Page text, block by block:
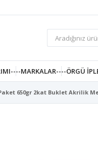
--MARKALAR----ÖRGÜ
650gr 2kat Buklet Akrilik